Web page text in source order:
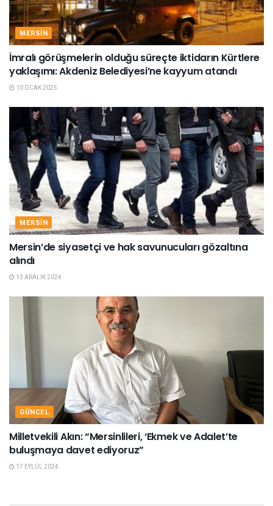
MERSIN
İmralı görüşmelerin olduğu süreçte iktidarın Kürtlere
yaklaşımı: Akdeniz Belediyesi’ne kayyum atandı
10 OCAK 2025
MERSIN
Mersin’de siyasetçi ve hak savunucuları gözaltına
alındı
13 ARALIK 2024
GÜNCEL
Milletvekili Akın: “Mersinlileri, ‘Ekmek ve Adalet’te
buluşmaya davet ediyoruz”
17 EYLÜL 2024